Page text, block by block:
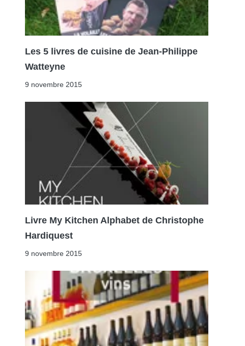
Les 5 livres de cuisine de Jean-Philippe
Watteyne
9 novembre 2015
Livre My Kitchen Alphabet de Christophe
Hardiquest
9 novembre 2015